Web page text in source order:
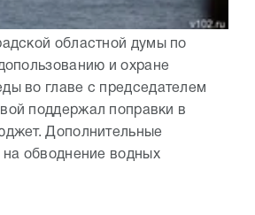
областной думы по
и охране
во главе с председателем
поддержал поправки в
Дополнительные
на обводнение водных